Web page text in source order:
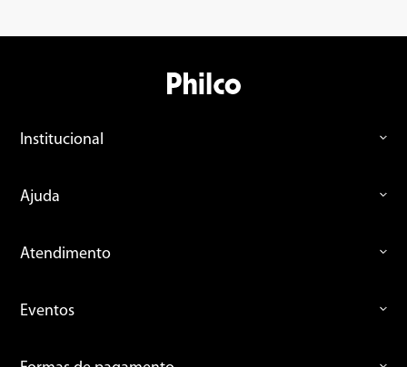
Institucional
Ajuda
Atendimento
Eventos